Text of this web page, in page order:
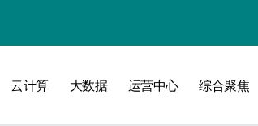
云计算 大数据 运营中心 综合聚焦